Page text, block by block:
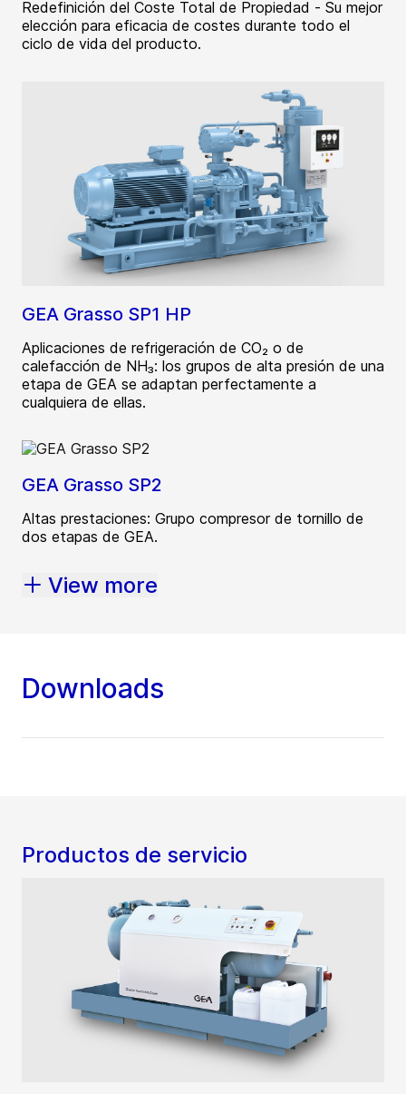
Redefinición del Coste Total de Propiedad - Su mejor
elección para eficacia de costes durante todo el
ciclo de vida del producto.
GEA Grasso SP1 HP
Aplicaciones de refrigeración de CO₂ o de
calefacción de NH₃: los grupos de alta presión de una
etapa de GEA se adaptan perfectamente a
cualquiera de ellas.
GEA Grasso SP2
Altas prestaciones: Grupo compresor de tornillo de
dos etapas de GEA.
View more
Downloads
Productos de servicio